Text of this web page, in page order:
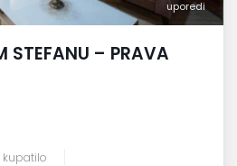
uporedi
STEFANU – PRAVA
kupatilo